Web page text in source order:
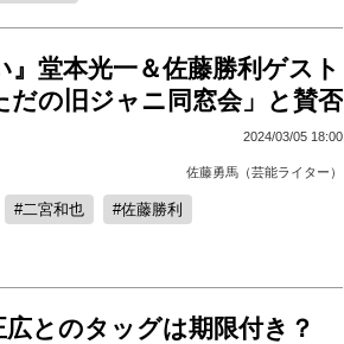
』堂本光一＆佐藤勝利ゲスト
だの旧ジャニ同窓会」と賛否
2024/03/05 18:00
佐藤勇馬（芸能ライター）
二宮和也 佐藤勝利
広とのタッグは期限付き？